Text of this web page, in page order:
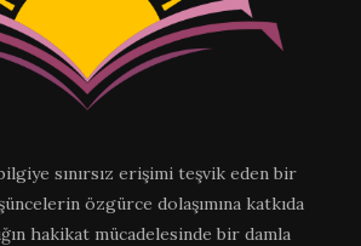
sınırsız erişimi teşvik eden bir
özgürce dolaşımına katkıda
hakikat mücadelesinde bir damla